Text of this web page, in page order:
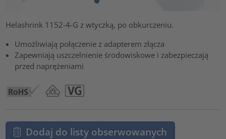
Helashrink 1152-4-G z wtyczką, po obkurczeniu.
Umożliwiają połączenie z adapterem złącza
Zapewniają uszczelnienie środowiskowe i zabezpieczają
przed naprężeniami
Dodaj do listy obserwowanych